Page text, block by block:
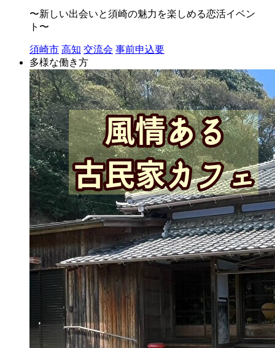
〜新しい出会いと須崎の魅力を楽しめる恋活イベン
ト〜
須崎市 高知 交流会 事前申込要
多様な働き方